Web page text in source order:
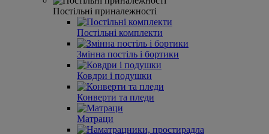
Постільні приналежності
Постільні комплекти
Змінна постіль і бортики
Ковдри і подушки
Конверти та пледи
Матраци